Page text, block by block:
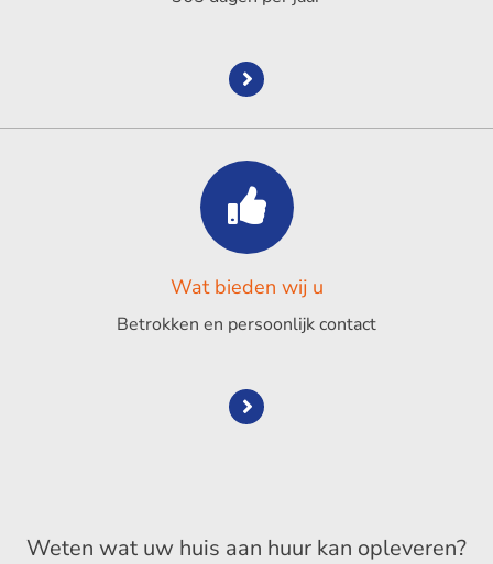
Wat bieden wij u
Betrokken en persoonlijk contact
Weten wat uw huis aan huur kan opleveren?